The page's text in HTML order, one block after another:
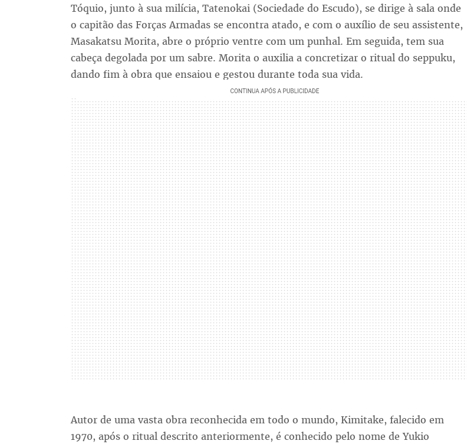
Tóquio, junto à sua milícia, Tatenokai (Sociedade do Escudo), se dirige à sala onde
o capitão das Forças Armadas se encontra atado, e com o auxílio de seu assistente,
Masakatsu Morita, abre o próprio ventre com um punhal. Em seguida, tem sua
cabeça degolada por um sabre. Morita o auxilia a concretizar o ritual do seppuku,
dando fim à obra que ensaiou e gestou durante toda sua vida.
Autor de uma vasta obra reconhecida em todo o mundo, Kimitake, falecido em
1970, após o ritual descrito anteriormente, é conhecido pelo nome de Yukio